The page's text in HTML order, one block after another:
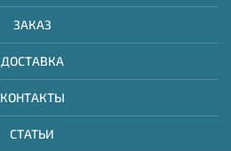
ЗАКАЗ
ДОСТАВКА
КОНТАКТЫ
СТАТЬИ